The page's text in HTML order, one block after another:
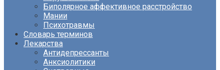
Биполярное аффективное расстройство
Мании
Психотравмы
Словарь терминов
Лекарства
Антидепрессанты
Анксиолитики